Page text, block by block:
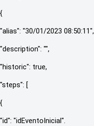
{
"alias": "30/01/2023 08:50:11",
"description": "",
"historic": true,
"steps": [
{
"id": "idEventoInicial".